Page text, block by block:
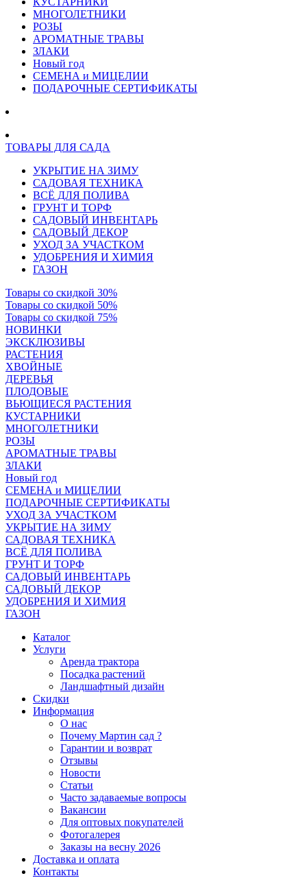
МНОГОЛЕТНИКИ
РОЗЫ
АРОМАТНЫЕ ТРАВЫ
ЗЛАКИ
Новый год
СЕМЕНА и МИЦЕЛИИ
ПОДАРОЧНЫЕ СЕРТИФИКАТЫ
ТОВАРЫ ДЛЯ САДА
УКРЫТИЕ НА ЗИМУ
САДОВАЯ ТЕХНИКА
ВСЁ ДЛЯ ПОЛИВА
ГРУНТ И ТОРФ
САДОВЫЙ ИНВЕНТАРЬ
САДОВЫЙ ДЕКОР
УХОД ЗА УЧАСТКОМ
УДОБРЕНИЯ И ХИМИЯ
ГАЗОН
Товары со скидкой 30%
Товары со скидкой 50%
Товары со скидкой 75%
НОВИНКИ
ЭКСКЛЮЗИВЫ
РАСТЕНИЯ
ХВОЙНЫЕ
ДЕРЕВЬЯ
ПЛОДОВЫЕ
ВЬЮЩИЕСЯ РАСТЕНИЯ
КУСТАРНИКИ
МНОГОЛЕТНИКИ
РОЗЫ
АРОМАТНЫЕ ТРАВЫ
ЗЛАКИ
Новый год
СЕМЕНА и МИЦЕЛИИ
ПОДАРОЧНЫЕ СЕРТИФИКАТЫ
УХОД ЗА УЧАСТКОМ
УКРЫТИЕ НА ЗИМУ
САДОВАЯ ТЕХНИКА
ВСЁ ДЛЯ ПОЛИВА
ГРУНТ И ТОРФ
САДОВЫЙ ИНВЕНТАРЬ
САДОВЫЙ ДЕКОР
УДОБРЕНИЯ И ХИМИЯ
ГАЗОН
Каталог
Услуги
Аренда трактора
Посадка растений
Ландшафтный дизайн
Скидки
Информация
О нас
Почему Мартин сад ?
Гарантии и возврат
Отзывы
Новости
Статьи
Часто задаваемые вопросы
Вакансии
Для оптовых покупателей
Фотогалерея
Заказы на весну 2026
Доставка и оплата
Контакты